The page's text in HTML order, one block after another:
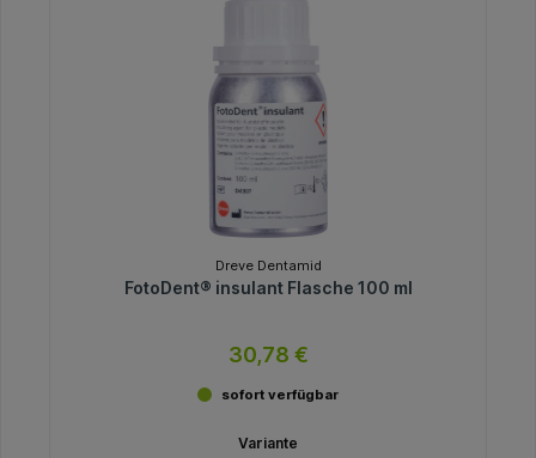
Dreve Dentamid
FotoDent® insulant Flasche 100 ml
30,78 €
sofort verfügbar
Variante